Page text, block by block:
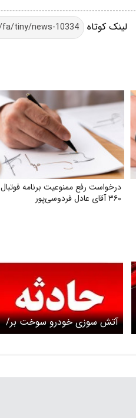
لینک کوتاه
درخواست رفع ممنوعیت برنامه فوتبال
۳۶۰ آقای عادل فردوسی‌پور
آتش سوزی خودرو سوخت بر/
دونفر دچار سوختگی شدید